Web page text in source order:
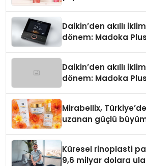
Daikin’den akıllı
dönem: Madoka
Daikin’den akıllı
dönem: Madoka
Mirabellix,
uzanan güçlü
Küresel rinoplasti
9,6 milyar dolara